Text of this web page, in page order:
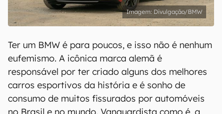
Divulgação/BMW
Ter um BMW é para poucos, e isso não é nenhum
eufemismo. A icônica marca alemã é
responsável por ter criado alguns dos melhores
carros esportivos da história e é sonho de
consumo de muitos fissurados por automóveis